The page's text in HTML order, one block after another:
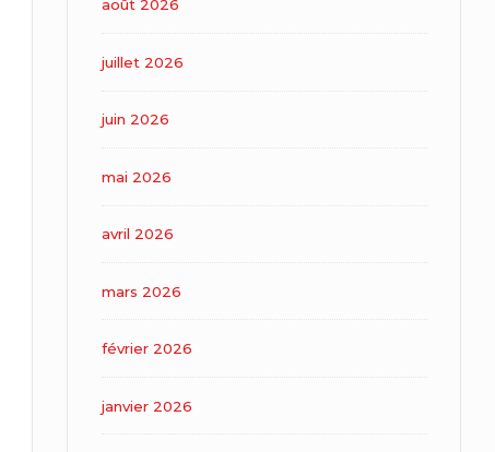
août 2026
juillet 2026
juin 2026
mai 2026
avril 2026
mars 2026
février 2026
janvier 2026